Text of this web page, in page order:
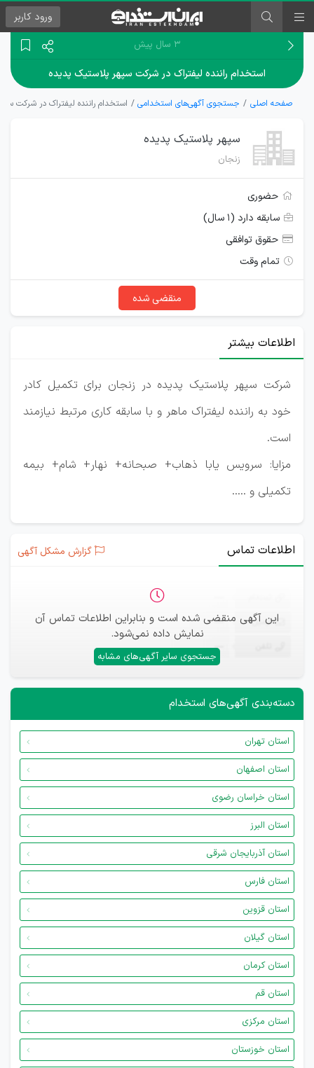
ورود کاربر
۳ سال پیش
استخدام راننده لیفتراک در شرکت سپهر پلاستیک پدیده
صفحه اصلی جستجوی آگهی‌های استخدامی استخدام راننده لیفتراک در شرکت
سپهر پلاستیک پدیده
زنجان
حضوری
سابقه دارد (۱ سال)
حقوق توافقی
تمام وقت
منقضی شده
اطلاعات بیشتر
شرکت سپهر پلاستیک پدیده در زنجان برای تکمیل کادر
خود به راننده لیفتراک ماهر و با سابقه کاری مرتبط نیازمند
است.
مزایا: سرویس یابا ذهاب+ صبحانه+ نهار+ شام+ بیمه
تکمیلی و .....
اطلاعات تماس گزارش مشکل آگهی
این آگهی منقضی شده است و بنابراین اطلاعات تماس آن
نمایش داده نمی‌شود.
جستجوی سایر آگهی‌های مشابه
ایمیل —
—
دسته‌بندی آگهی‌های استخدام
استان تهران
استان اصفهان
استان خراسان رضوی
استان البرز
استان آذربایجان شرقی
استان فارس
استان قزوین
استان گیلان
استان کرمان
استان قم
استان مرکزی
استان خوزستان